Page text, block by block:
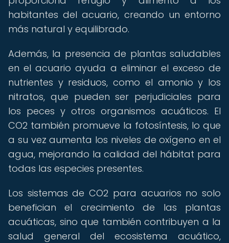
habitantes del acuario, creando un entorno
más natural y equilibrado.
Además, la presencia de plantas saludables
en el acuario ayuda a eliminar el exceso de
nutrientes y residuos, como el amonio y los
nitratos, que pueden ser perjudiciales para
los peces y otros organismos acuáticos. El
CO2 también promueve la fotosíntesis, lo que
a su vez aumenta los niveles de oxígeno en el
agua, mejorando la calidad del hábitat para
todas las especies presentes.
Los sistemas de CO2 para acuarios no solo
benefician el crecimiento de las plantas
acuáticas, sino que también contribuyen a la
salud general del ecosistema acuático,